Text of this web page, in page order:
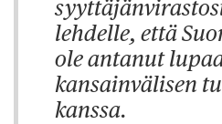
lehdelle, että
ole antanut
kansainvälisen
kanssa.